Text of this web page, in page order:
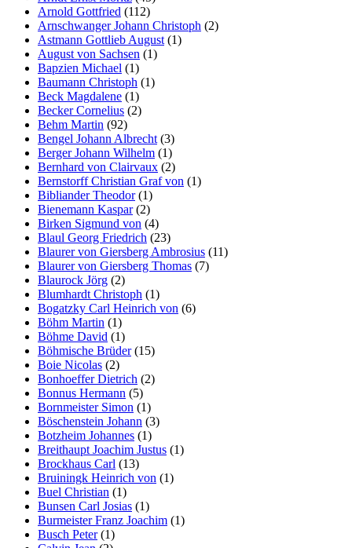
Arnold Gottfried (112)
Arnschwanger Johann Christoph (2)
Astmann Gottlieb August (1)
August von Sachsen (1)
Bapzien Michael (1)
Baumann Christoph (1)
Beck Magdalene (1)
Becker Cornelius (2)
Behm Martin (92)
Bengel Johann Albrecht (3)
Berger Johann Wilhelm (1)
Bernhard von Clairvaux (2)
Bernstorff Christian Graf von (1)
Bibliander Theodor(1)
Bienemann Kaspar(2)
Birken Sigmund von (4)
Blaul Georg Friedrich (23)
Blaurer von Giersberg Ambrosius (11)
Blaurer von Giersberg Thomas (7)
Blaurock Jörg (2)
Blumhardt Christoph (1)
Bogatzky Carl Heinrich von (6)
Böhm Martin (1)
Böhme David (1)
Böhmische Brüder(15)
Boie Nicolas (2)
Bonhoeffer Dietrich (2)
Bonnus Hermann (5)
Bornmeister Simon (1)
Böschenstein Johann (3)
Botzheim Johannes (1)
Breithaupt Joachim Justus (1)
Brockhaus Carl (13)
Bruiningk Heinrich von (1)
Buel Christian (1)
Bunsen Carl Josias (1)
Burmeister Franz Joachim (1)
Busch Peter(1)